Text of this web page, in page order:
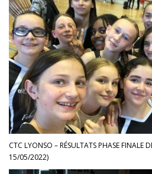
CTC LYONSO – RÉSULTATS PHASE FINALE
15/05/2022)